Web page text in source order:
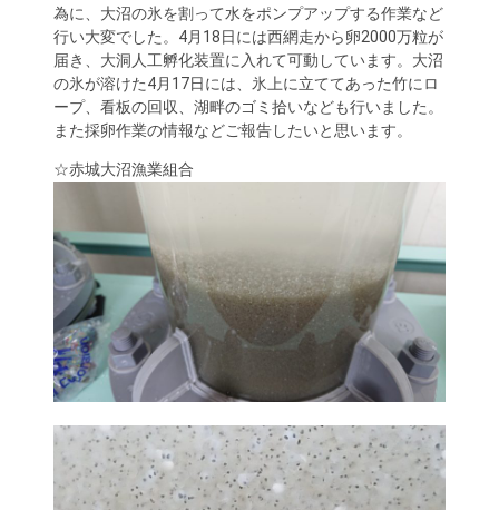
為に、大沼の氷を割って水をポンプアップする作業など
行い大変でした。4月18日には西網走から卵2000万粒が
届き、大洞人工孵化装置に入れて可動しています。大沼
の氷が溶けた4月17日には、氷上に立ててあった竹にロ
ープ、看板の回収、湖畔のゴミ拾いなども行いました。
また採卵作業の情報などご報告したいと思います。
☆赤城大沼漁業組合